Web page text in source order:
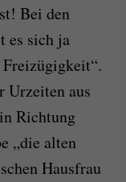
Bei den
es sich ja
Urzeiten aus
Richtung
„die alten
Hausfrau